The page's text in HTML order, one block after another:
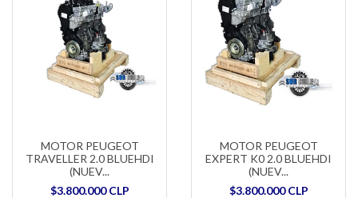
MOTOR PEUGEOT
TRAVELLER 2.0 BLUEHDI
(NUEV...
$3.800.000 CLP
MOTOR PEUGEOT
EXPERT K0 2.0 BLUEHDI
(NUEV...
$3.800.000 CLP